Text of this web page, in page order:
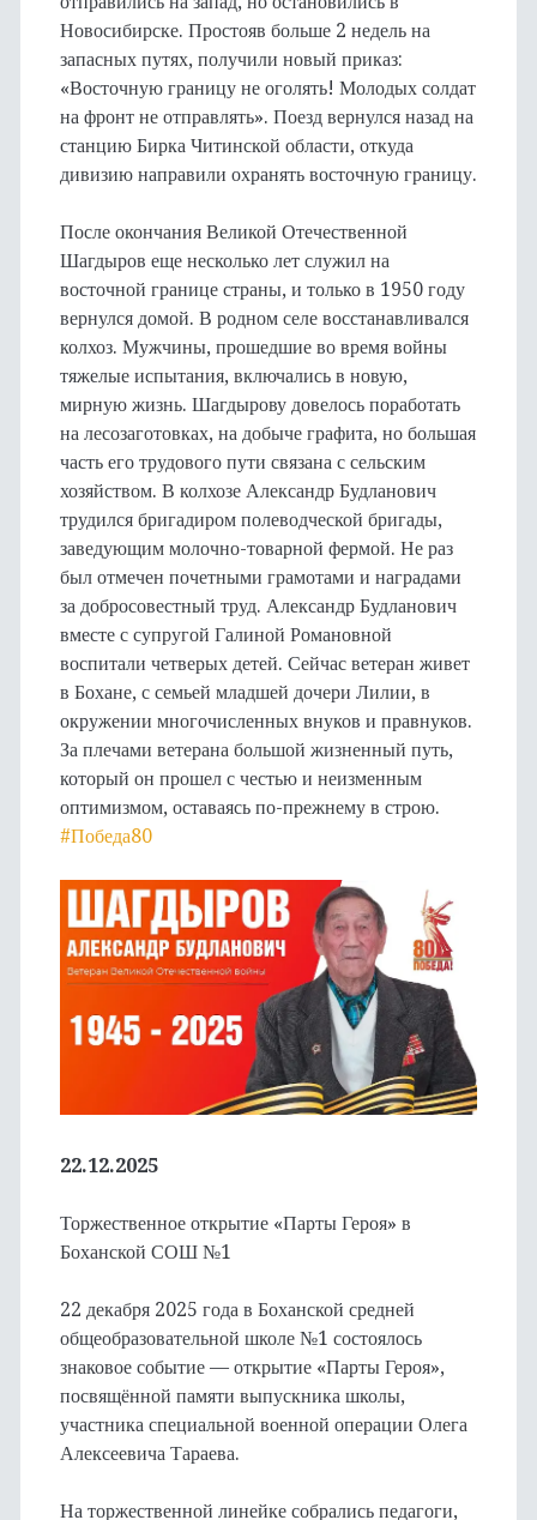
Новосибирске. Простояв больше 2 недель на
запасных путях, получили новый приказ:
«Восточную границу не оголять! Молодых солдат
на фронт не отправлять». Поезд вернулся назад на
станцию Бирка Читинской области, откуда
дивизию направили охранять восточную границу.
После окончания Великой Отечественной
Шагдыров еще несколько лет служил на
восточной границе страны, и только в 1950 году
вернулся домой. В родном селе восстанавливался
колхоз. Мужчины, прошедшие во время войны
тяжелые испытания, включались в новую,
мирную жизнь. Шагдырову довелось поработать
на лесозаготовках, на добыче графита, но большая
часть его трудового пути связана с сельским
хозяйством. В колхозе Александр Будланович
трудился бригадиром полеводческой бригады,
заведующим молочно-товарной фермой. Не раз
был отмечен почетными грамотами и наградами
за добросовестный труд. Александр Будланович
вместе с супругой Галиной Романовной
воспитали четверых детей. Сейчас ветеран живет
в Бохане, с семьей младшей дочери Лилии, в
окружении многочисленных внуков и правнуков.
За плечами ветерана большой жизненный путь,
который он прошел с честью и неизменным
оптимизмом, оставаясь по-прежнему в строю.
#Победа80
22.12.2025
Торжественное открытие «Парты Героя» в
Боханской СОШ №1
22 декабря 2025 года в Боханской средней
общеобразовательной школе №1 состоялось
знаковое событие — открытие «Парты Героя»,
посвящённой памяти выпускника школы,
участника специальной военной операции Олега
Алексеевича Тараева.
На торжественной линейке собрались педагоги,